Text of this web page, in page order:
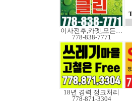
이사전후,카펫,모든청소
778-838-7771
18년 경력 정크처리
778-871-3304